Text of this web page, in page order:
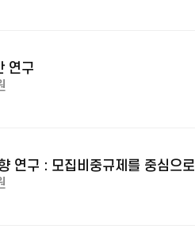
연구
연구 : 모집비중규제를 중심으로